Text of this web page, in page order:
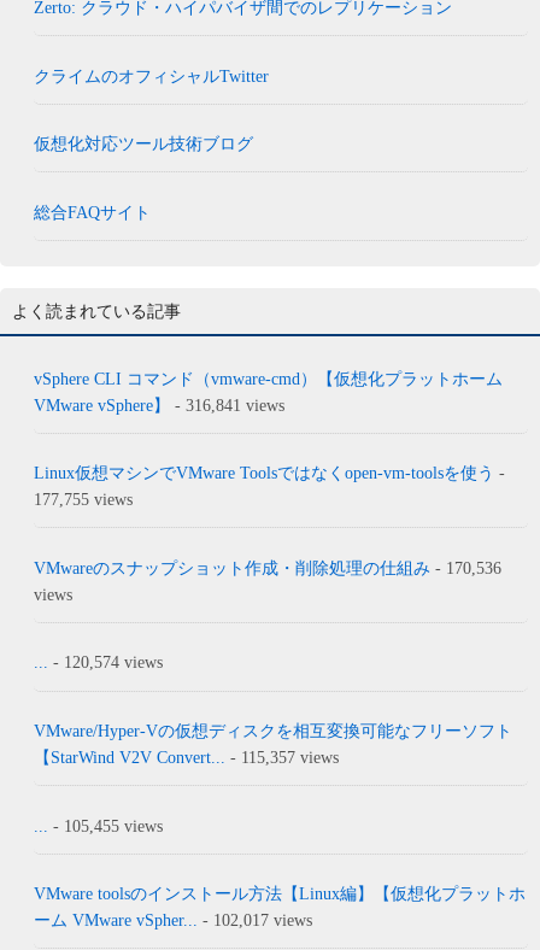
Zerto: クラウド・ハイパバイザ間でのレプリケーション
クライムのオフィシャルTwitter
仮想化対応ツール技術ブログ
総合FAQサイト
よく読まれている記事
vSphere CLI コマンド（vmware-cmd）【仮想化プラットホーム
VMware vSphere】
- 316,841 views
Linux仮想マシンでVMware Toolsではなくopen-vm-toolsを使う -
177,755 views
VMwareのスナップショット作成・削除処理の仕組み - 170,536
views
... - 120,574 views
VMware/Hyper-Vの仮想ディスクを相互変換可能なフリーソフト
【StarWind V2V Convert...
- 115,357 views
- 105,455 views
VMware toolsのインストール方法【Linux編】【仮想化プラットホ
ーム VMware vSpher... - 102,017 views